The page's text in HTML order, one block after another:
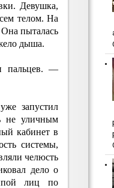
Девушка,
телом. На
пыталась
дыша.
пальцев. —
запустил
не уличным
кабинет в
системы,
челюсть
дело о
лиц по